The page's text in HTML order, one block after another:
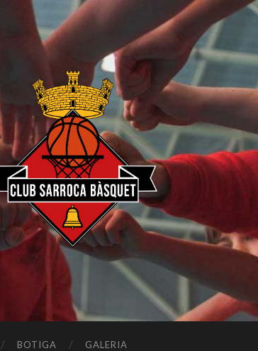
Club
Sarroca
Bàsquet
BOTIGA GALERIA